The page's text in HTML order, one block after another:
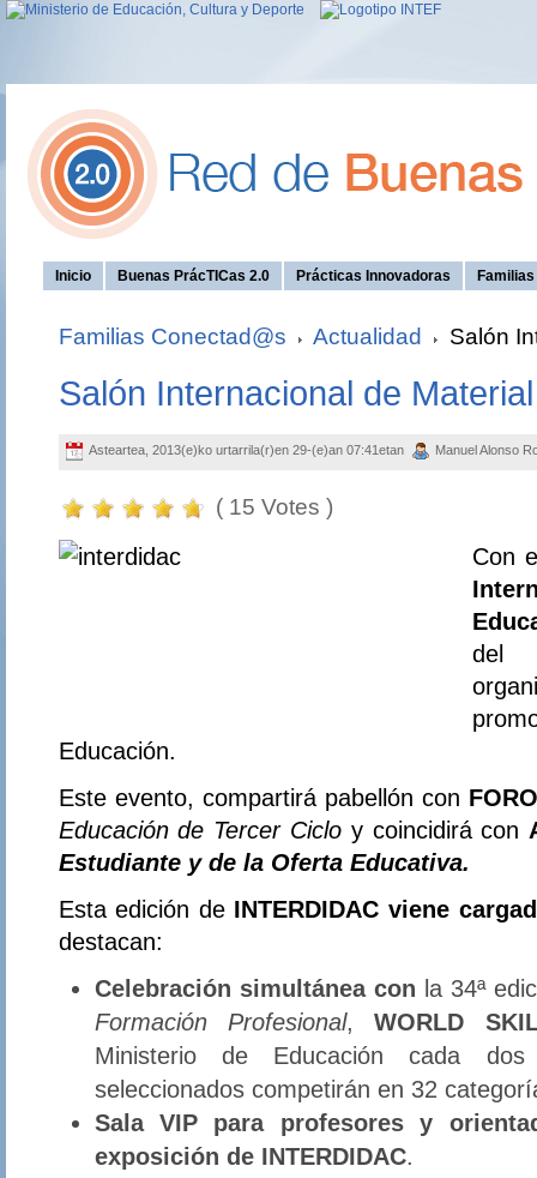
Inicio Buenas PrácTICas 2.0 Prácticas Innovadoras
Familias Conectad@s Actualidad Salón
Salón Internacional de
Asteartea, 2013(e)ko urtarrila(r)en 29-(e)an 07:41etan Manuel Alonso
( 15 Votes )
Con
Educación.
Este evento, compartirá pabellón con
Educación de Tercer Ciclo y coincidirá con
Estudiante y de la Oferta Educativa.
Esta edición de INTERDIDAC viene
destacan:
Celebración simultánea con la 34ª
Formación Profesional,WORLD
Ministerio de Educación cada
seleccionados competirán en 32
Sala VIP para profesores y
exposición de INTERDIDAC.